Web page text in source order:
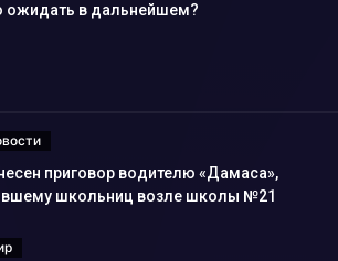
ожидать в дальнейшем?
приговор водителю «Дамаса»,
школьниц возле школы №21